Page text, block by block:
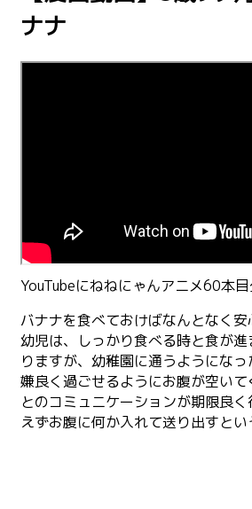
ナナ
YouTubeにねねにゃんアニメ60本
バナナを食べておけばなんとなく安
幼児は、しっかり食べる時と食が
りますが、幼稚園に通うようにな
嫌良く過ごせるようにお腹が空い
とのコミュニケーションが期限良
えずお腹に何か入れて送り出すとい